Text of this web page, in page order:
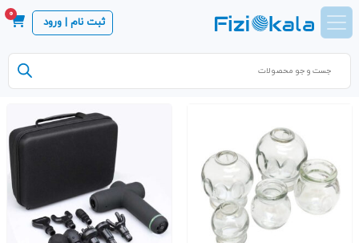
ثبت نام | ورود
0
Products
search